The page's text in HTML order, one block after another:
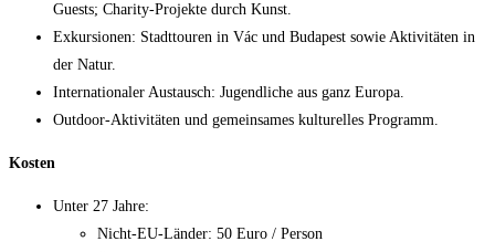
Guests; Charity-Projekte durch Kunst.
Exkursionen: Stadttouren in Vác und Budapest sowie Aktivitäten in
der Natur.
Internationaler Austausch: Jugendliche aus ganz Europa.
Outdoor-Aktivitäten und gemeinsames kulturelles Programm.
Kosten
Unter 27 Jahre:
Nicht-EU-Länder: 50 Euro / Person